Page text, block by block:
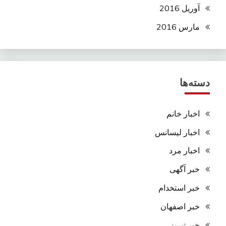
آوریل 2016
مارس 2016
دسته‌ها
اخبار خانم
اخبار لیسانس
اخبار مرد
خبر آگهی
خبر استخدام
خبر اصفهان